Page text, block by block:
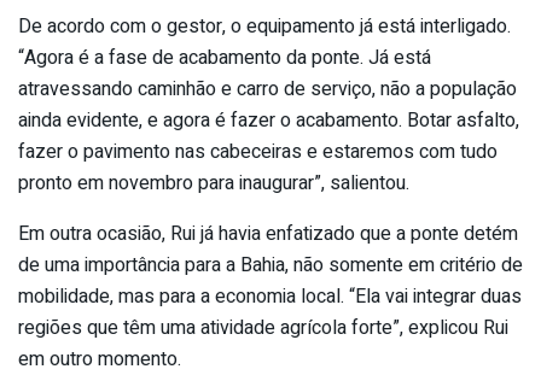
De acordo com o gestor, o equipamento já está interligado.
“Agora é a fase de acabamento da ponte. Já está
atravessando caminhão e carro de serviço, não a população
ainda evidente, e agora é fazer o acabamento. Botar asfalto,
fazer o pavimento nas cabeceiras e estaremos com tudo
pronto em novembro para inaugurar”, salientou.
Em outra ocasião, Rui já havia enfatizado que a ponte detém
de uma importância para a Bahia, não somente em critério de
mobilidade, mas para a economia local. “Ela vai integrar duas
regiões que têm uma atividade agrícola forte”, explicou Rui
em outro momento.